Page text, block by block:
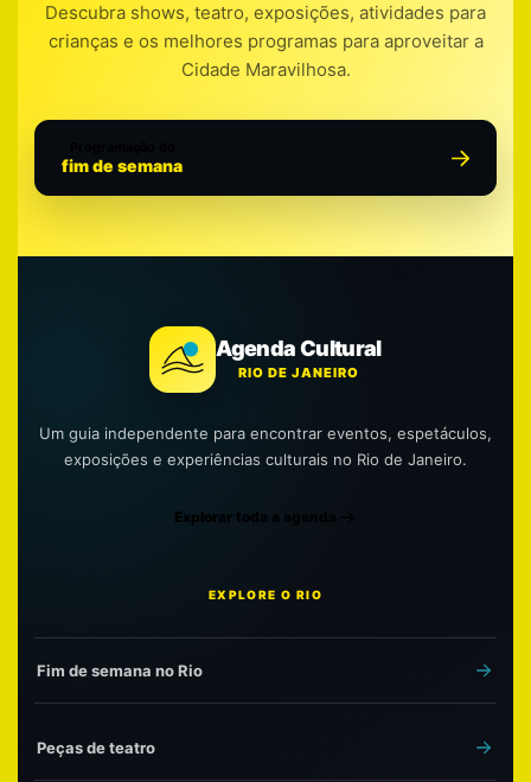
Descubra shows, teatro, exposições, atividades para
crianças e os melhores programas para aproveitar a
Cidade Maravilhosa.
fim de semana
Agenda Cultural
RIO DE JANEIRO
Um guia independente para encontrar eventos, espetáculos,
exposições e experiências culturais no Rio de Janeiro.
Explorar toda a agenda
EXPLORE O RIO
Fim de semana no Rio
Peças de teatro